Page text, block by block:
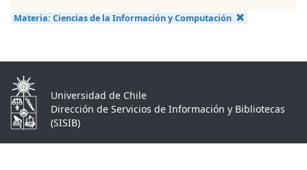
Materia: Ciencias de la Información y Computación
Universidad de Chile
Dirección de Servicios de Información y Bibliotecas
(SISIB)